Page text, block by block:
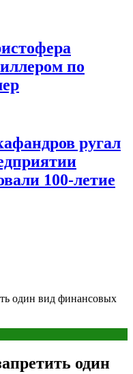
по
ругал
100-летие
один вид финансовых
один